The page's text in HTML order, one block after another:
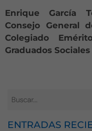
Enrique García
Consejo General
Colegiado
Graduados
ENTRADAS